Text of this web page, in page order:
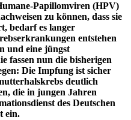
Papillomviren (HPV)
zu können, dass sie
bedarf es langer
entstehen
und eine jüngst
fassen nun die bisherigen
Die Impfung ist sicher
deutlich
die in jungen Jahren
des Deutschen
ein.